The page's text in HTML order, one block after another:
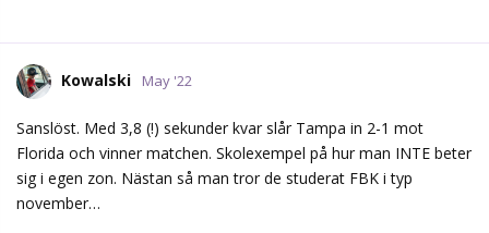
Kowalski May '22
Sanslöst. Med 3,8 (!) sekunder kvar slår Tampa in 2-1 mot
Florida och vinner matchen. Skolexempel på hur man INTE beter
sig i egen zon. Nästan så man tror de studerat FBK i typ
november…